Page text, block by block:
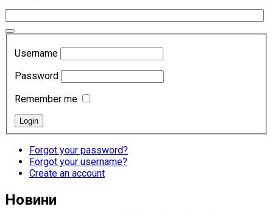
Username
Password
Remember me
Forgot your password?
Forgot your username?
Create an account
Новини